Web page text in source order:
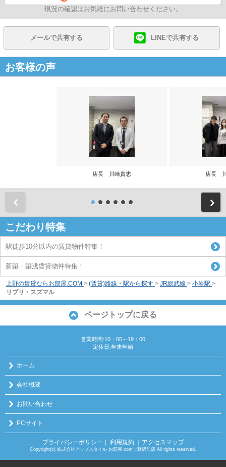
現況の確認はお気軽にお問い合わせください。
メールで共有する LINEで共有する
お客様の声
店長 川崎貴志 店長
こだわり特集
駅徒歩10分以内の賃貸物件特集！
新築・築浅賃貸物件特集！
上野の賃貸ならお部屋.COM > (賃貸)路線・駅から探す > JR総武線 > 小岩駅 >
リブリ・スズマル
ページトップに戻る
営業時間:10：00～19：00
定休日:年末年始
ホーム
会社概要
お問い合わせ
PCサイト
プライバシーポリシー 利用規約 ｜アクセスマップ
Copyright(c) 株式会社アップスタイル お部屋.com上野駅前店 All rights reserved.